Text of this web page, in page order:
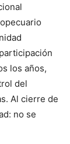
los años,
del
Al cierre de
no se